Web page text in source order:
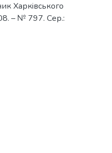
Харкiвського
– № 797. Сер.: